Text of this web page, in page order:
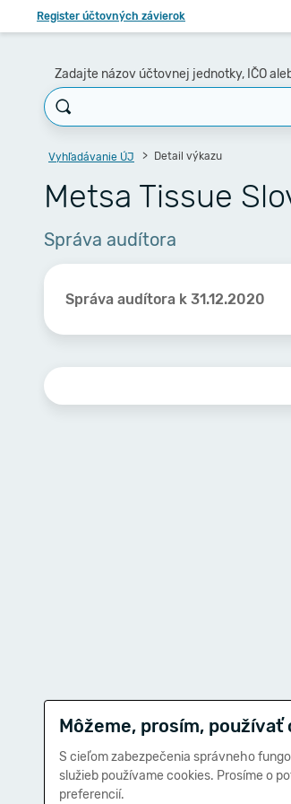
Register účtovných závierok
Zadajte názov účtovnej jednotky, IČO
Vyhľadávanie ÚJ Detail výkazu
Metsa Tissue
Správa audítora
Správa audítora k 31.12.2020
Môžeme, prosím, používať
S cieľom zabezpečenia správneho
služieb používame cookies. Prosíme o
preferencií.